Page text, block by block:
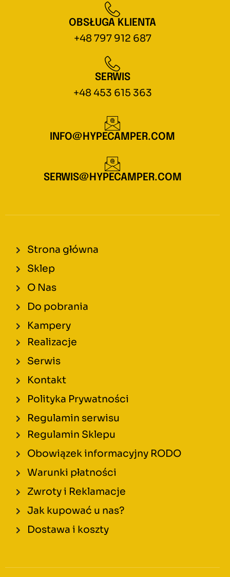
OBSŁUGA KLIENTA
+48 797 912 687
SERWIS
+48 453 615 363
INFO@HYPECAMPER.COM
SERWIS@HYPECAMPER.COM
Strona główna
Sklep
O Nas
Do pobrania
Kampery
Realizacje
Serwis
Kontakt
Polityka Prywatności
Regulamin serwisu
Regulamin Sklepu
Obowiązek informacyjny RODO
Warunki płatności
Zwroty i Reklamacje
Jak kupować u nas?
Dostawa i koszty